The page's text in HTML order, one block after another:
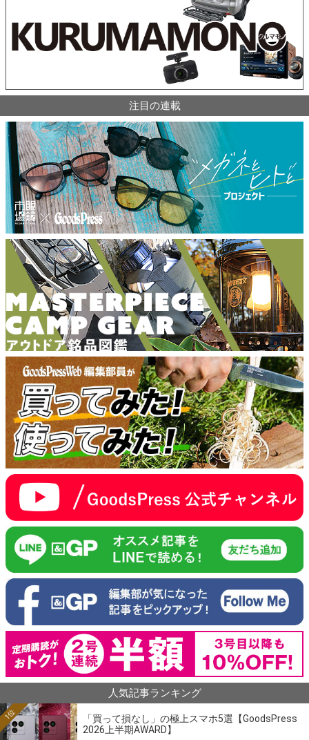
注目の連載
人気記事ランキング
「買って損なし」の極上スマホ5選【GoodsPress
2026上半期AWARD】
1位